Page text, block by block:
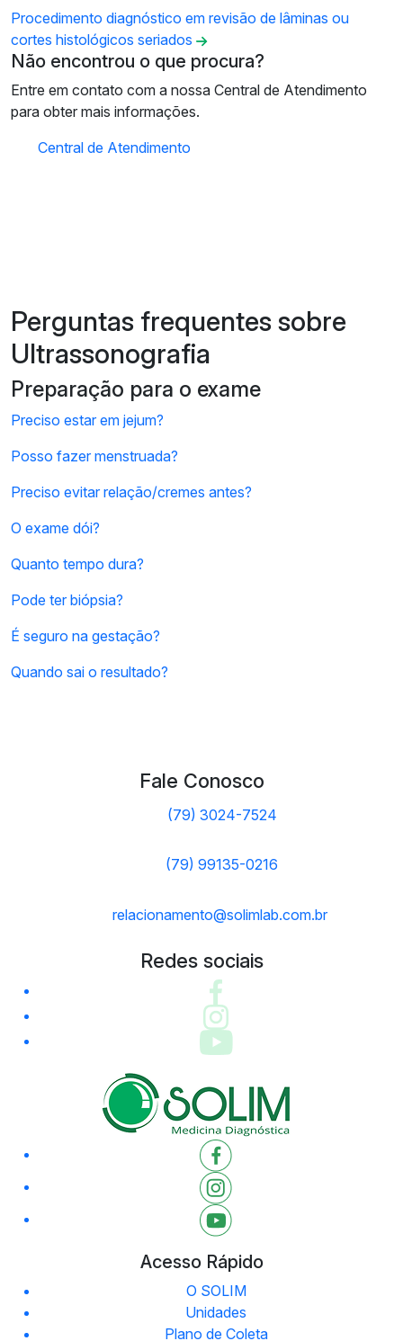
Procedimento diagnóstico em revisão de lâminas ou
cortes histológicos seriados
Não encontrou o que procura?
Entre em contato com a nossa Central de Atendimento
para obter mais informações.
Central de Atendimento
Perguntas frequentes sobre
Ultrassonografia
Preparação para o exame
Preciso estar em jejum?
Posso fazer menstruada?
Preciso evitar relação/cremes antes?
O exame dói?
Quanto tempo dura?
Pode ter biópsia?
É seguro na gestação?
Quando sai o resultado?
Fale Conosco
(79) 3024-7524
(79) 99135-0216
relacionamento@solimlab.com.br
Redes sociais
Acesso Rápido
O SOLIM
Unidades
Plano de Coleta